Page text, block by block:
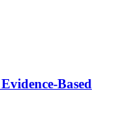
Based